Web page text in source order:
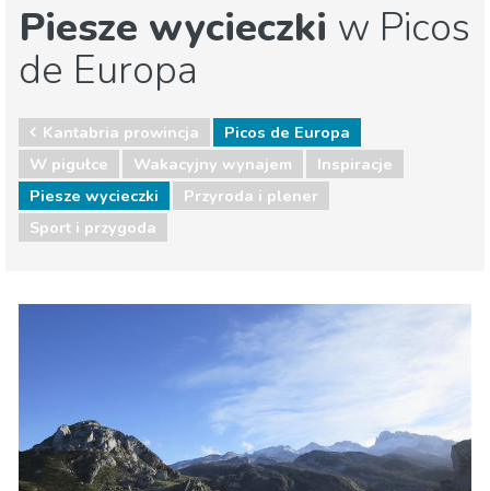
Piesze wycieczki w Picos
de Europa
Kantabria prowincja
Picos de Europa
W pigułce
Wakacyjny wynajem
Inspiracje
Piesze wycieczki
Przyroda i plener
Sport i przygoda
Sport i przygoda